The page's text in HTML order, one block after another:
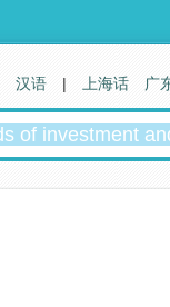
汉语 | 上海话 广